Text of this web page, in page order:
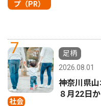
プ（PR）
7
社会
足柄
2026.08.01
神奈川県
８月22日